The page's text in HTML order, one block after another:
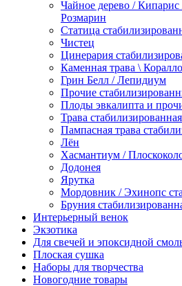
Чайное дерево /
Розмарин
Статица
Чистец
Цинерария
Каменная трава \
Грин Белл / Лепидиум
Прочие
Плоды эвкалипта и
Трава стабилизированная
Пампасная трава
Лён
Хасмантиум /
Додонея
Ярутка
Мордовник / Эхинопс
Бруния
Интерьерный венок
Экзотика
Для свечей и эпоксидной
Плоская сушка
Наборы для творчества
Новогодние товары